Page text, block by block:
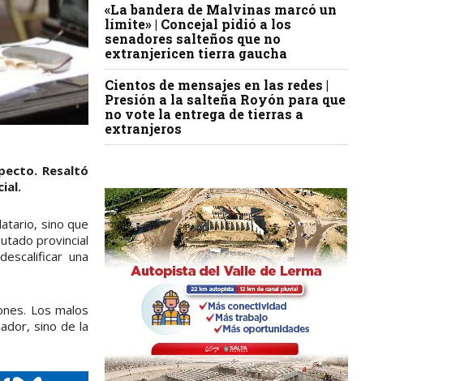
Resaltó
sino que
provincial
una
Los malos
sino de la
«La bandera de Malvinas marcó un
límite» | Concejal pidió a los
senadores salteños que no
extranjericen tierra gaucha
Cientos de mensajes en las redes |
Presión a la salteña Royón para que
no vote la entrega de tierras a
extranjeros